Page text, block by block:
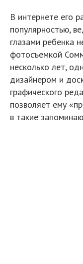
В интернете его
популярностью,
глазами ребенка
фотосъемкой
несколько лет,
дизайнером и
графического
позволяет ему
в такие